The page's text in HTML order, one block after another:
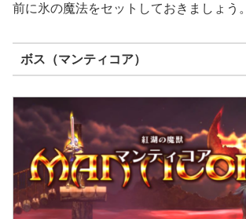
前に氷の魔法をセットしておきましょう。
ボス（マンティコア）